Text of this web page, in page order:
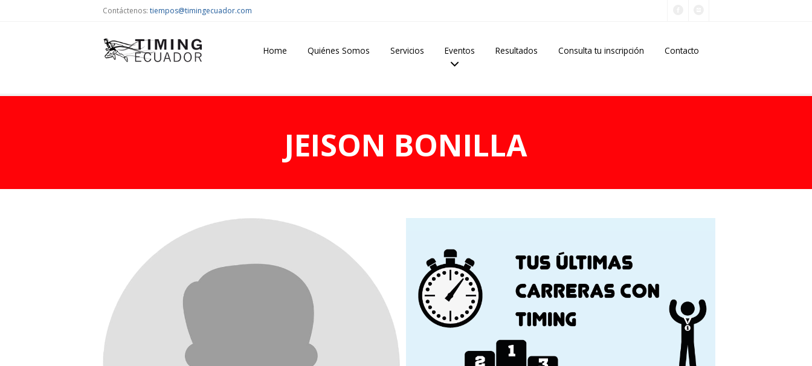
Contáctenos: tiempos@timingecuador.com
Home Quiénes Somos Servicios Eventos Resultados Consulta tu inscripción Contacto
JEISON BONILLA